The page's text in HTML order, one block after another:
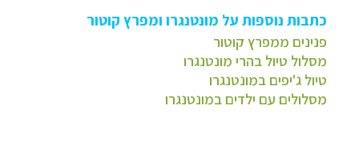
כתבות נוספות על מונטנגרו ומפרץ קוטור
פנינים ממפרץ קוטור
מסלול טיול בהרי מונטנגרו
טיול ג'יפים במונטנגרו
מסלולים עם ילדים במונטנגרו